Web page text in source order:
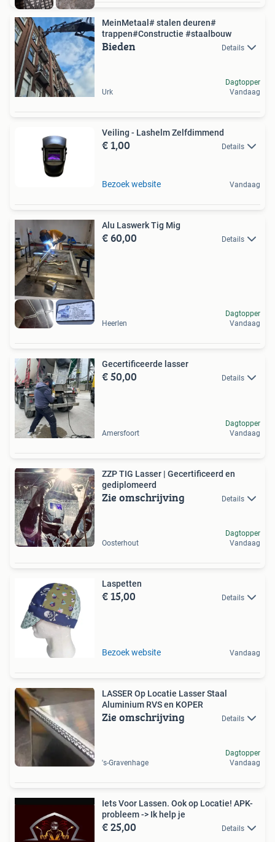
MeinMetaal# stalen deuren#
trappen#Constructie #staalbouw
Bieden Details
Urk
Dagtopper
Vandaag
Veiling - Lashelm Zelfdimmend
€ 1,00 Details
Bezoek website Vandaag
Alu Laswerk Tig Mig
€ 60,00 Details
Heerlen
Dagtopper
Vandaag
Gecertificeerde lasser
€ 50,00 Details
Amersfoort
Dagtopper
Vandaag
ZZP TIG Lasser | Gecertificeerd en
gediplomeerd
Zie omschrijving Details
Oosterhout
Dagtopper
Vandaag
Laspetten
€ 15,00 Details
Bezoek website Vandaag
LASSER Op Locatie Lasser Staal
Aluminium RVS en KOPER
Zie omschrijving Details
's-Gravenhage
Dagtopper
Vandaag
Iets Voor Lassen. Ook op Locatie! APK-
probleem -> Ik help je
€ 25,00 Details